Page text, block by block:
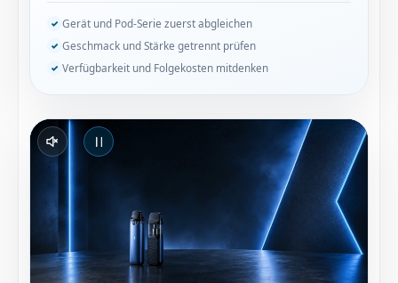
Gerät und Pod-Serie zuerst abgleichen
Geschmack und Stärke getrennt prüfen
Verfügbarkeit und Folgekosten mitdenken
Ton ein- oder ausschalten
Video abspielen oder pausieren